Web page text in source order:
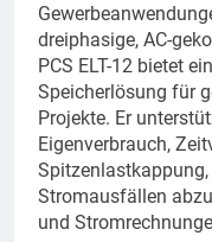
dreiphasige, AC-
PCS ELT-12 bietet
Speicherlösung für
Projekte. Er
Eigenverbrauch,
Stromausfällen
und